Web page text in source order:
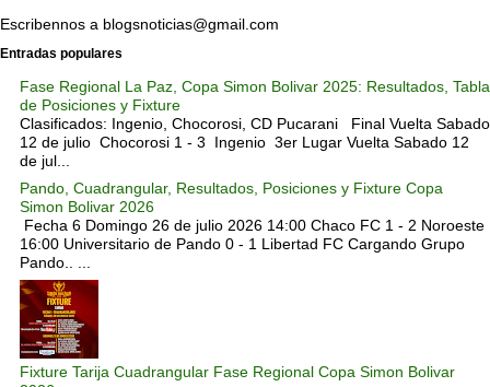
Escribennos a blogsnoticias@gmail.com
Entradas populares
Fase Regional La Paz, Copa Simon Bolivar 2025: Resultados, Tabla
de Posiciones y Fixture
Clasificados: Ingenio, Chocorosi, CD Pucarani Final Vuelta Sabado
12 de julio Chocorosi 1 - 3 Ingenio 3er Lugar Vuelta Sabado 12
de jul...
Pando, Cuadrangular, Resultados, Posiciones y Fixture Copa
Simon Bolivar 2026
Fecha 6 Domingo 26 de julio 2026 14:00 Chaco FC 1 - 2 Noroeste
16:00 Universitario de Pando 0 - 1 Libertad FC Cargando Grupo
Pando.. ...
Fixture Tarija Cuadrangular Fase Regional Copa Simon Bolivar